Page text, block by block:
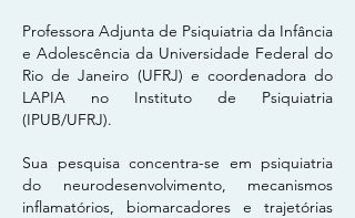
Professora Adjunta de Psiquiatria da Infância
e Adolescência da Universidade Federal do
Rio de Janeiro (UFRJ) e coordenadora do
LAPIA no Instituto de Psiquiatria
(IPUB/UFRJ).
Sua pesquisa concentra-se em psiquiatria
do neurodesenvolvimento, mecanismos
inflamatórios, biomarcadores e trajetórias